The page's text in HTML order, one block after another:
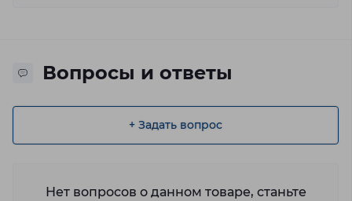
Вопросы и ответы
+ Задать вопрос
Нет вопросов о данном товаре, станьте